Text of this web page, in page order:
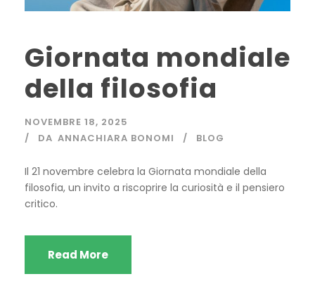
Giornata mondiale
della filosofia
NOVEMBRE 18, 2025
DA ANNACHIARA BONOMI BLOG
Il 21 novembre celebra la Giornata mondiale della
filosofia, un invito a riscoprire la curiosità e il pensiero
critico.
Read More